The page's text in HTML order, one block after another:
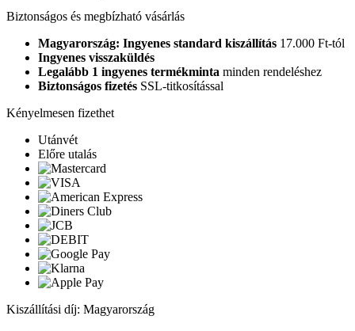
Biztonságos és megbízható vásárlás
Magyarország: Ingyenes standard kiszállítás 17.000 Ft-tól
Ingyenes visszaküldés
Legalább 1 ingyenes termékminta minden rendeléshez
Biztonságos fizetés SSL-titkosítással
Kényelmesen fizethet
Utánvét
Előre utalás
Kiszállítási díj: Magyarország